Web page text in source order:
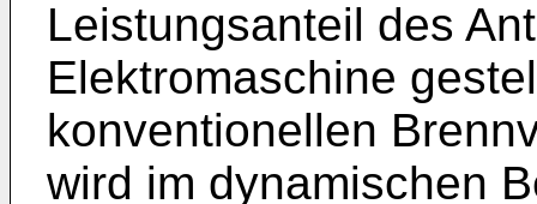
Leistungsanteil des
Elektromaschine
konventionellen
wird im dynamischen